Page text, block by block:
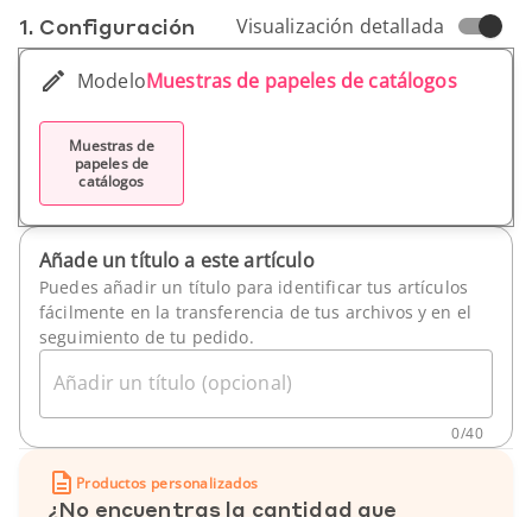
1. Conf­iguración Visualización detallada
ModeloMuestras de papeles de catálogos
Muestras de
papeles de
catálogos
Añade un título a este artículo
Puedes añadir un título para identificar tus artículos
fácilmente en la transferencia de tus archivos y en el
seguimiento de tu pedido.
Añadir un título (opcional)
0/40
Productos personalizados
¿No encuentras la cantidad que